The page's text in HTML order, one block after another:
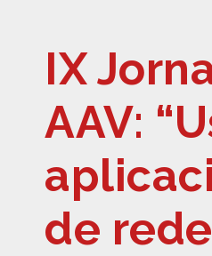
IX
AAV:
de